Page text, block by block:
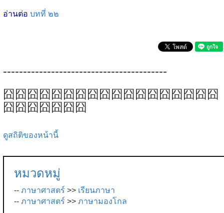
อ่านต่อ บทที่ ๒๒
-----------------------------------------
囧囧囧囧囧囧囧囧囧囧囧囧囧囧囧囧囧囧
囧囧囧囧囧囧囧
ดูสถิติของหน้านี้
หมวดหมู่
-- ภาษาศาสตร์ >> เรียนภาษา
-- ภาษาศาสตร์ >> ภาษามองโกล